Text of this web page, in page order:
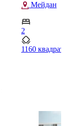
Мейдан
2
1160